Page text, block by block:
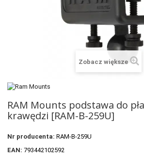
ORIENT ZEGARKI
OBAKU DENMARK ZEGARKI
PROMOCJE
Zobacz większe
RAM Mounts podstawa do
krawędzi [RAM-B-259U]
Nr producenta: RAM-B-259U
EAN: 793442102592